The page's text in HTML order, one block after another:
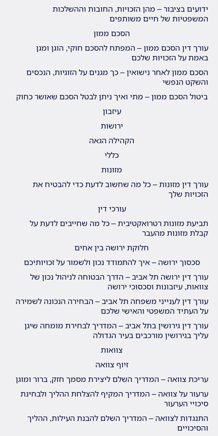
ידועים בציבור – מהן הזכויות, החובות וההשלכות
המשפטיות של חיים משותפים
הסכם ממון
עורך דין הסכם ממון – המפתח להסכם חוקי, הוגן ומגן
באמת על הזכויות שלכם
הסכם ממון לאחר נישואין – כך מגנים על הזוגיות, הנכסים
והשקט הנפשי
ביטול הסכם ממון – מתי ואיך ניתן לבטל הסכם שאושר כחוק
עיזבון
ירושות
הקהילה הגאה
כללי
מזונות
עורך דין מזונות – כל מה שחשוב לדעת כדי להבטיח את
הזכויות שלך
עורכי דין
תביעת מזונות רטרואקטיבית – כל מה שחייבים לדעת על
קבלת מזונות מהעבר
חלוקת ירושה בין אחים
סכסוך ירושה – איך להתמודד נכון ולשמור על זכויותיכם
עורך דין ירושה תל אביב – הדרך הבטוחה לניהול נכון של
צוואות, עיזבונות וסכסוכי ירושה
עורך דין לענייני משפחה תל אביב – הבחירה הנכונה לשמירה
על העתיד המשפטי והאישי שלכם
עורך דין גירושין בתל אביב – המדריך לבחירת מומחה שיגן
עליך בגירושין מורכבים בעיר הגדולה
צוואות
זיוף צוואה
עריכת צוואה – המדריך השלם ליצירת מסמך חזק, ברור ומוגן
ערעור על צוואה – המדריך המקיף להצלחת ההליך ולבחינת
סיכויי הערעור
התנגדות לצוואה – המדריך השלם להבנת העילות, ההליך
והסיכויים